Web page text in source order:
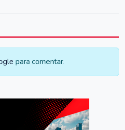
para comentar.